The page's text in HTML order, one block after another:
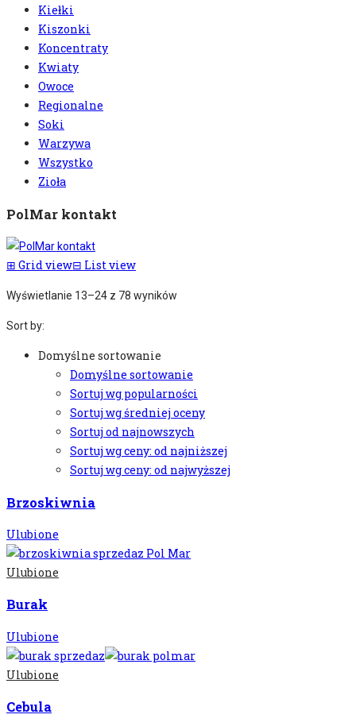
Kiełki
Kiszonki
Koncentraty
Kwiaty
Owoce
Regionalne
Soki
Warzywa
Wszystko
Zioła
PolMar kontakt
⊞ Grid view⊟ List view
Wyświetlanie 13–24 z 78 wyników
Sort by:
Domyślne sortowanie
Domyślne sortowanie
Sortuj wg popularności
Sortuj wg średniej oceny
Sortuj od najnowszych
Sortuj wg ceny: od najniższej
Sortuj wg ceny: od najwyższej
Brzoskiwnia
Ulubione
Ulubione
Burak
Ulubione
Ulubione
Cebula